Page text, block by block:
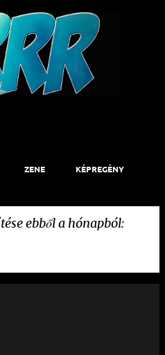
tartalomra
ZENE KÉPREGÉNY
ebből a hónapból: